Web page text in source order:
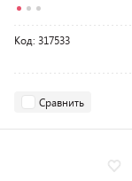
Код: 317533
Сравнить